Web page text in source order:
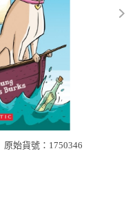
原始貨號：1750346